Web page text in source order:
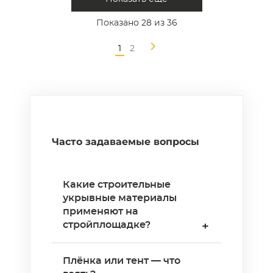
Показано 28из 36
2
Часто задаваемые вопросы
Какие строительные
укрывные материалы
применяют на
стройплощадке?
+
плёнка (обычная и
Плёнка или тент — что